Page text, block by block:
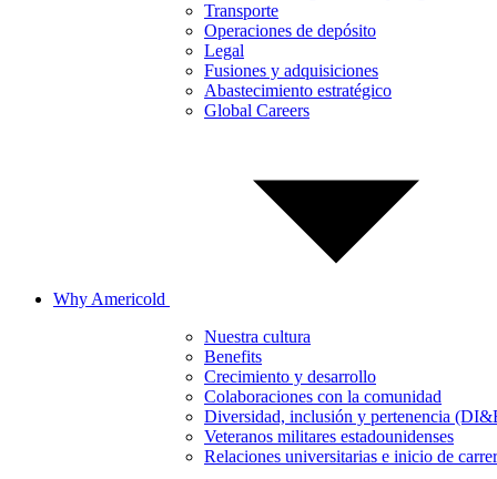
Transporte
Operaciones de depósito
Legal
Fusiones y adquisiciones
Abastecimiento estratégico
Global Careers
Why Americold
Nuestra cultura
Benefits
Crecimiento y desarrollo
Colaboraciones con la comunidad
Diversidad, inclusión y pertenencia
Veteranos militares estadounidenses
Relaciones universitarias e inicio de